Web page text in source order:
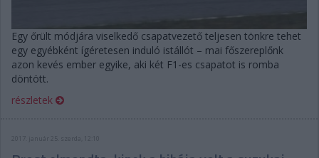
Egy őrült módjára viselkedő csapatvezető teljesen tönkre tehet
egy egyébként ígéretesen induló istállót – mai főszereplőnk
azon kevés ember egyike, aki két F1-es csapatot is romba
döntött.
részletek
2017. január 25. szerda, 12:10